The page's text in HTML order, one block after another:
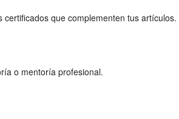
que complementen tus artículos.
o mentoría profesional.